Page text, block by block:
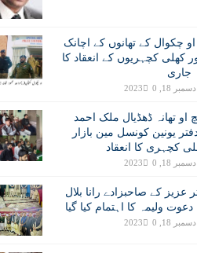
چکوال کے تھانوں کے اچانک
کھلی کچہریوں کے انعقاد کا
جاری
18, 2023
0
او تھانہ ڈھڈیال ملک احمد
دفتر یونین کونسل مین بازار
کچہری کا انعقاد
18, 2023
0
عزیز کے صاحبزادے رانا بلال
دعوت ولیمہ کا اہتمام کیا گیا
18, 2023
0